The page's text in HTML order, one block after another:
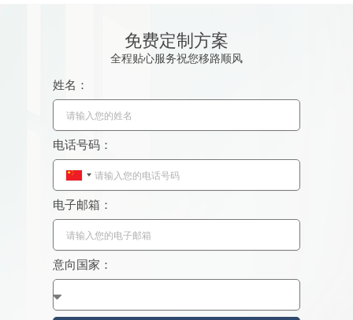
免费定制方案
全程贴心服务祝您移路顺风
姓名：
电话号码：
C
h
i
n
a
+
6
电子邮箱：
意向国家：